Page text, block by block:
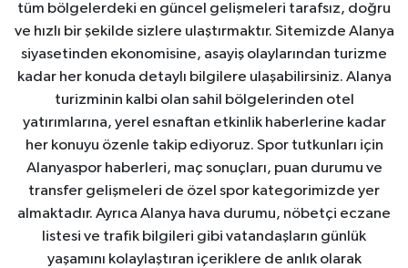
tüm bölgelerdeki en güncel gelişmeleri tarafsız, doğru
ve hızlı bir şekilde sizlere ulaştırmaktır. Sitemizde Alanya
siyasetinden ekonomisine, asayiş olaylarından turizme
kadar her konuda detaylı bilgilere ulaşabilirsiniz. Alanya
turizminin kalbi olan sahil bölgelerinden otel
yatırımlarına, yerel esnaftan etkinlik haberlerine kadar
her konuyu özenle takip ediyoruz. Spor tutkunları için
Alanyaspor haberleri, maç sonuçları, puan durumu ve
transfer gelişmeleri de özel spor kategorimizde yer
almaktadır. Ayrıca Alanya hava durumu, nöbetçi eczane
listesi ve trafik bilgileri gibi vatandaşların günlük
yaşamını kolaylaştıran içeriklere de anlık olarak